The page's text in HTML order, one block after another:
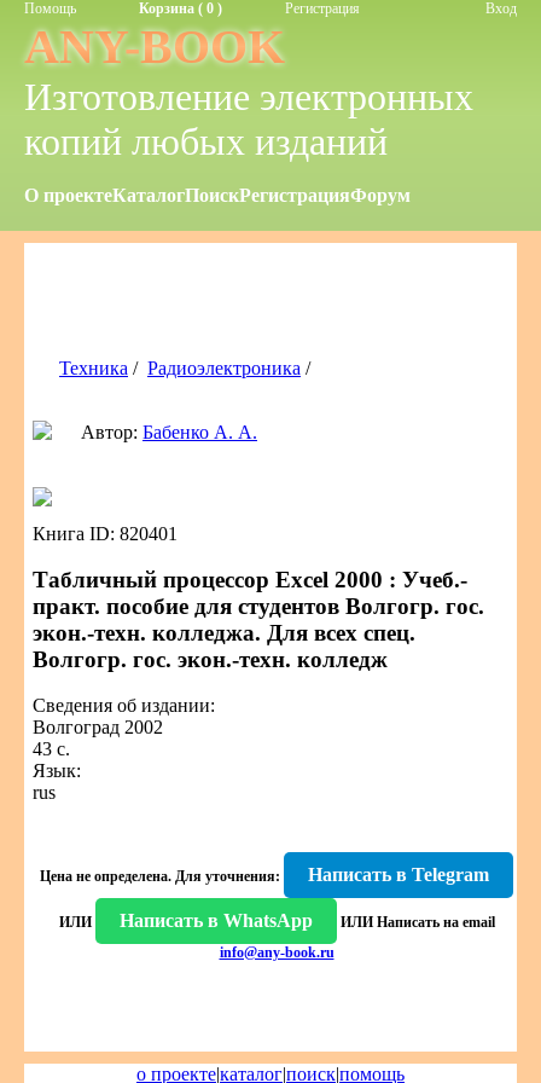
Помощь Корзина ( 0 ) Регистрация Вход
ANY-BOOK
Изготовление электронных
копий любых изданий
О проектеКаталогПоискРегистрацияФорум
Техника / Радиоэлектроника /
Автор: Бабенко А. А.
Книга ID: 820401
Табличный процессор Excel 2000 : Учеб.-
практ. пособие для студентов Волгогр. гос.
экон.-техн. колледжа. Для всех спец.
Волгогр. гос. экон.-техн. колледж
Сведения об издании:
Волгоград 2002
43 с.
Язык:
rus
Цена не определена. Для уточнения: Написать в Telegram
ИЛИ Написать в WhatsApp ИЛИ Написать на email
info@any-book.ru
о проекте|каталог|поиск|помощь